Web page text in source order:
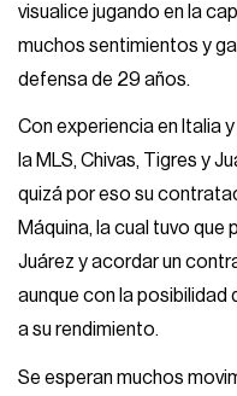
visualice jugando en la
muchos sentimientos y
defensa de 29 años.
Con experiencia en Italia
la MLS, Chivas, Tigres y
quizá por eso su
Máquina, la cual tuvo que
Juárez y acordar un
aunque con la posibilidad
a su rendimiento.
Se esperan muchos